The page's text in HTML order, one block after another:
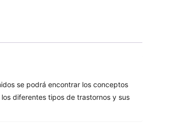
se podrá encontrar los conceptos
diferentes tipos de trastornos y sus